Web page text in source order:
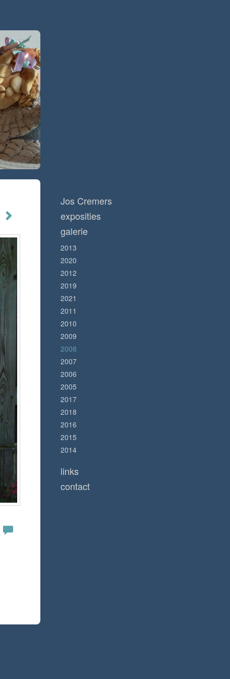
Jos Cremers
exposities
galerie
2013
2020
2012
2019
2021
2011
2010
2009
2008
2007
2006
2005
2017
2018
2016
2015
2014
links
contact